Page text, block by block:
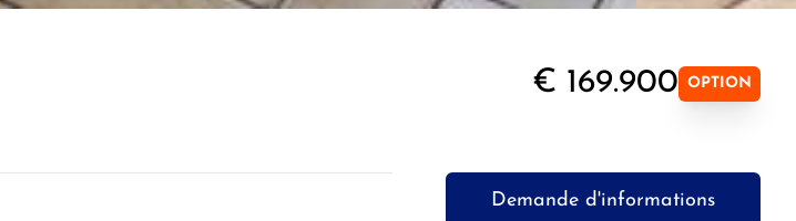
€ 169.900 OPTION
Demande d'informations